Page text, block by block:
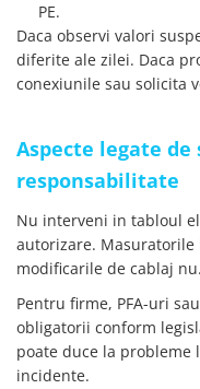
PE.
Daca observi valori
diferite ale zilei. Daca
conexiunile sau solicita
Aspecte legate
responsabilitate
Nu interveni in tabloul
autorizare.
modificarile de cablaj nu.
Pentru firme, PFA-uri
obligatorii conform
poate duce la probleme
incidente.